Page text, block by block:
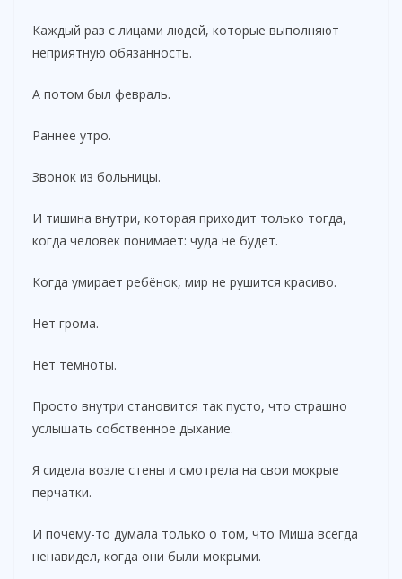
Каждый раз с лицами людей, которые выполняют
неприятную обязанность.
А потом был февраль.
Раннее утро.
Звонок из больницы.
И тишина внутри, которая приходит только тогда,
когда человек понимает: чуда не будет.
Когда умирает ребёнок, мир не рушится красиво.
Нет грома.
Нет темноты.
Просто внутри становится так пусто, что страшно
услышать собственное дыхание.
Я сидела возле стены и смотрела на свои мокрые
перчатки.
И почему-то думала только о том, что Миша всегда
ненавидел, когда они были мокрыми.